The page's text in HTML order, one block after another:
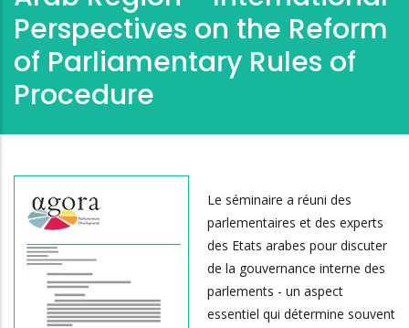
Perspectives on the Reform
of Parliamentary Rules of
Procedure
Le séminaire a réuni des
parlementaires et des experts
des Etats arabes pour discuter
de la gouvernance interne des
parlements - un aspect
essentiel qui détermine souvent